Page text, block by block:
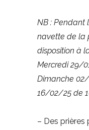
NB : Pendant
navette de la
disposition à
Mercredi 29/
Dimanche
16/02/25 de
– Des prières